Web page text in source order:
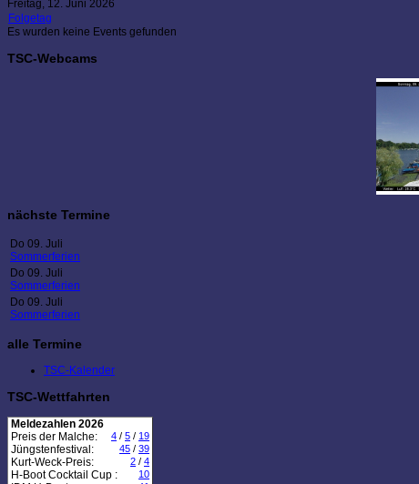
Freitag, 12. Juni 2026
Folgetag
Es wurden keine Events gefunden
TSC-Webcams
nächste Termine
Do 09. Juli
Sommerferien
Do 09. Juli
Sommerferien
Do 09. Juli
Sommerferien
alle Termine
TSC-Kalender
TSC-Wettfahrten
Meldezahlen 2026
Preis der Malche:
4 / 5 / 19
Jüngstenfestival: 45 / 39
Kurt-Weck-Preis: 2 / 4
H-Boot Cocktail Cup : 10